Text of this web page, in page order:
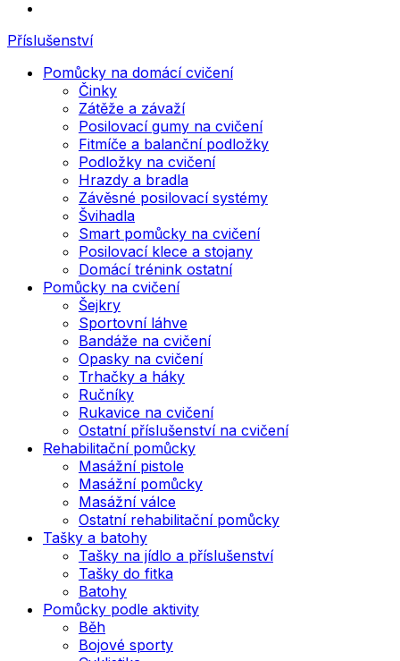
Příslušenství
Pomůcky na domácí cvičení
Činky
Zátěže a závaží
Posilovací gumy na cvičení
Fitmíče a balanční podložky
Podložky na cvičení
Hrazdy a bradla
Závěsné posilovací systémy
Švihadla
Smart pomůcky na cvičení
Posilovací klece a stojany
Domácí trénink ostatní
Pomůcky na cvičení
Šejkry
Sportovní láhve
Bandáže na cvičení
Opasky na cvičení
Trhačky a háky
Ručníky
Rukavice na cvičení
Ostatní příslušenství na cvičení
Rehabilitační pomůcky
Masážní pistole
Masážní pomůcky
Masážní válce
Ostatní rehabilitační pomůcky
Tašky a batohy
Tašky na jídlo a příslušenství
Tašky do fitka
Batohy
Pomůcky podle aktivity
Běh
Bojové sporty